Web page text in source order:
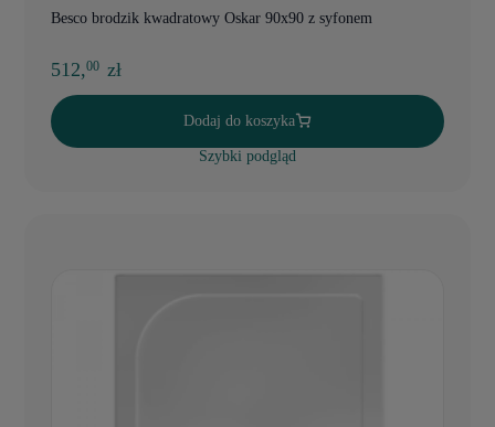
Besco brodzik kwadratowy Oskar 90x90 z syfonem
512,00 zł
Dodaj do koszyka
Szybki podgląd